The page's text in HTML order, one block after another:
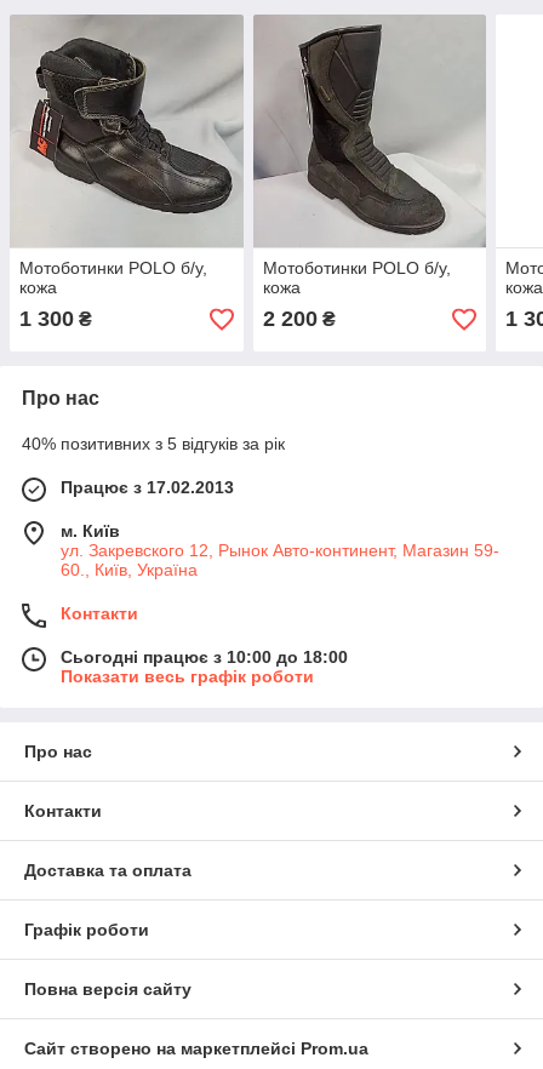
Мотоботинки POLO б/у,
кожа
1 300 ₴
Мотоботинки POLO б/у,
кожа
2 200₴
кожа
1
Про нас
40% позитивних з 5 відгуків за рік
Працює з 17.02.2013
м. Київ
ул. Закревского 12, Рынок Авто-континент, Магазин 59-
60., Київ, Україна
Контакти
Сьогодні працює з 10:00 до 18:00
Показати весь графік роботи
Про нас
Контакти
Доставка та оплата
Графік роботи
Повна версія сайту
Сайт створено на маркетплейсі Prom.ua